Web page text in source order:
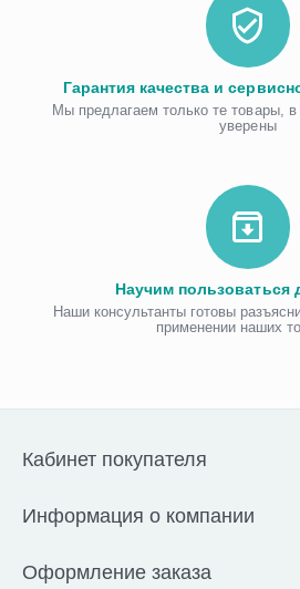
Гарантия качества и
Мы предлагаем только те товары,
уверены
Научим пользоваться
Наши консультанты готовы
применении наших
Кабинет покупателя
Информация о компании
Оформление заказа